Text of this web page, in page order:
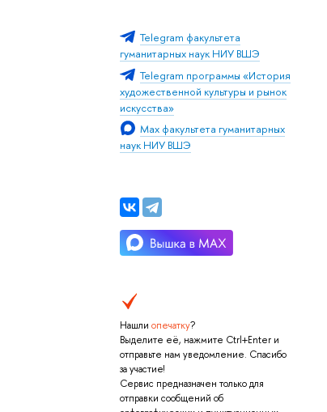
Telegram факультета
гуманитарных наук НИУ ВШЭ
Telegram программы «История
художественной культуры и рынок
искусства»
Max факультета гуманитарных
наук НИУ ВШЭ
Нашли опечатку?
Выделите её, нажмите Ctrl+Enter и
отправьте нам уведомление. Спасибо
за участие!
Сервис предназначен только для
отправки сообщений об